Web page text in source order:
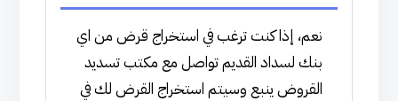
نعم، إذا كنت ترغب في استخراج قرض من اي
بنك لسداد القديم تواصل مع مكتب تسديد
القروض ينبع وسيتم استخراج القرض لك في